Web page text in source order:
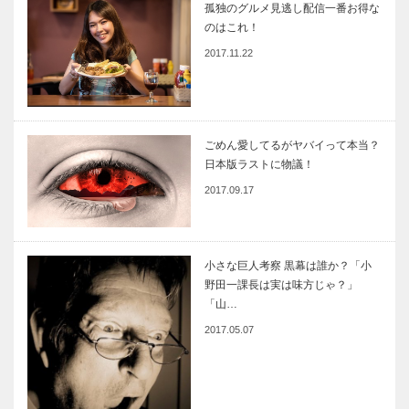
孤独のグルメ見逃し配信一番お得な
のはこれ！
2017.11.22
ごめん愛してるがヤバイって本当？
日本版ラストに物議！
2017.09.17
小さな巨人考察 黒幕は誰か？「小
野田一課長は実は味方じゃ？」
「山…
2017.05.07